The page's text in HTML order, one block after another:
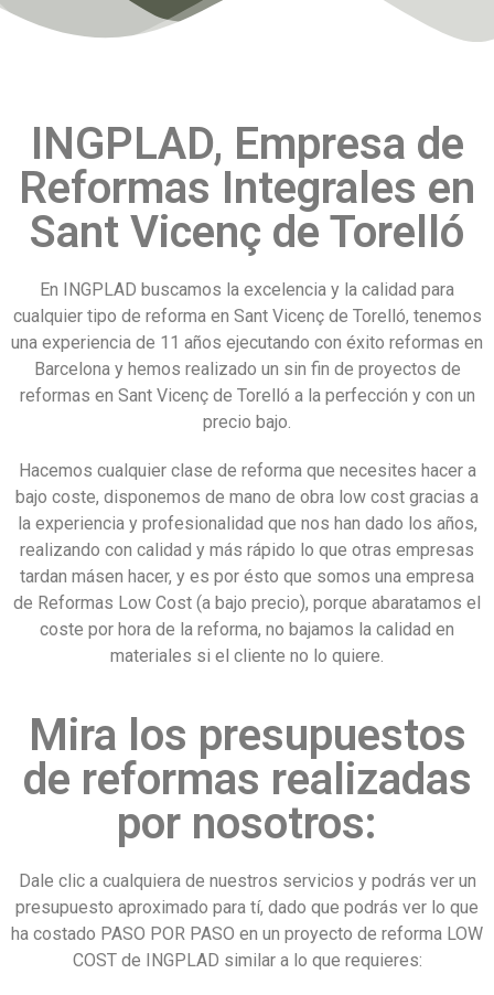
INGPLAD, Empresa de
Reformas Integrales en
Sant Vicenç de Torelló
En INGPLAD buscamos la excelencia y la calidad para
cualquier tipo de reforma en Sant Vicenç de Torelló, tenemos
una experiencia de 11 años ejecutando con éxito reformas en
Barcelona y hemos realizado un sin fin de proyectos de
reformas en Sant Vicenç de Torelló a la perfección y con un
precio bajo.
Hacemos cualquier clase de reforma que necesites hacer a
bajo coste, disponemos de mano de obra low cost gracias a
la experiencia y profesionalidad que nos han dado los años,
realizando con calidad y más rápido lo que otras empresas
tardan másen hacer, y es por ésto que somos una empresa
de Reformas Low Cost (a bajo precio), porque abaratamos el
coste por hora de la reforma, no bajamos la calidad en
materiales si el cliente no lo quiere.
Mira los presupuestos
de reformas realizadas
por nosotros:
Dale clic a cualquiera de nuestros servicios y podrás ver un
presupuesto aproximado para tí, dado que podrás ver lo que
ha costado PASO POR PASO en un proyecto de reforma LOW
COST de INGPLAD similar a lo que requieres: